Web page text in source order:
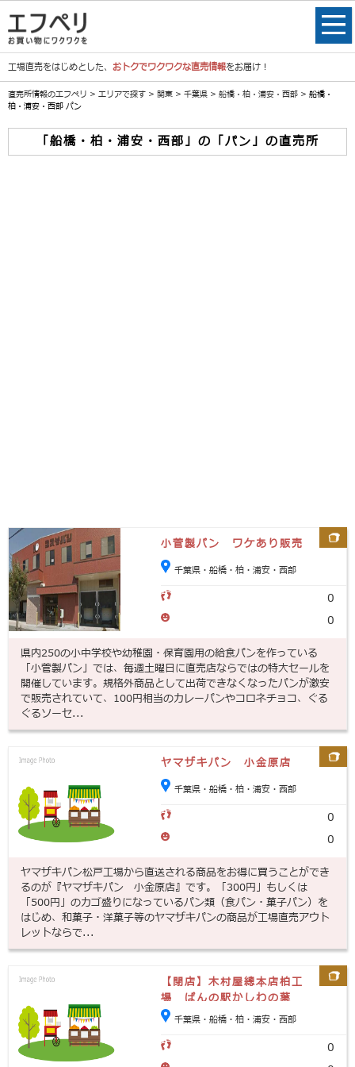
工場直売をはじめとした、 おトクでワクワクな直売情報をお届け！
直売所情報のエフペリ > エリアで探す > 関東 > 千葉県 > 船橋・柏・浦安・西部 > 船橋・
柏・浦安・西部 パン
「船橋・柏・浦安・西部」の「パン」の直売所
小菅製パン ワケあり販売
千葉県・船橋・柏・浦安・西部
0
0
県内250の小中学校や幼稚園・保育園用の給食パンを作っている
「小菅製パン」では、毎週土曜日に直売店ならではの特大セールを
開催しています。規格外商品として出荷できなくなったパンが激安
で販売されていて、100円相当のカレーパンやコロネチョコ、ぐる
ぐるソーセ...
ヤマザキパン 小金原店
千葉県・船橋・柏・浦安・西部
0
0
ヤマザキパン松戸工場から直送される商品をお得に買うことができ
るのが『ヤマザキパン 小金原店』です。「300円」もしくは
「500円」のカゴ盛りになっているパン類（食パン・菓子パン）を
はじめ、和菓子・洋菓子等のヤマザキパンの商品が工場直売アウト
レットならで...
【閉店】木村屋總本店柏工
場 ぱんの駅かしわの葉
千葉県・船橋・柏・浦安・西部
0